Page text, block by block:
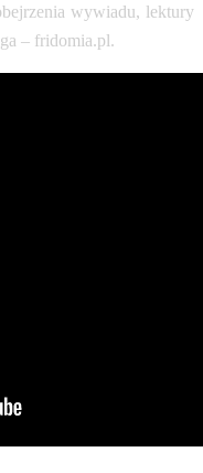
wywiadu, lektury
– fridomia.pl.